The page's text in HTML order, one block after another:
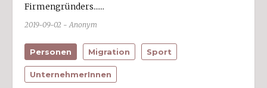
Firmengründers......
2019-09-02 - Anonym
Personen Migration Sport
UnternehmerInnen